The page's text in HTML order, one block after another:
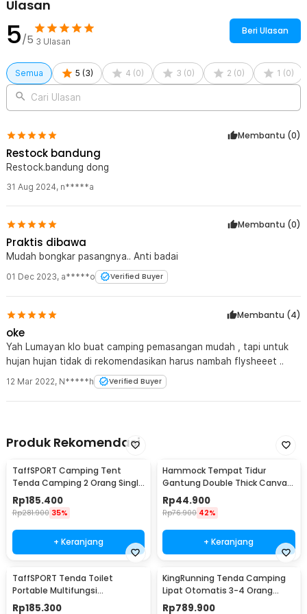
tenda terasa lebih segar dan nyaman terutama saat digunakan
masuknya serangga saat camping malam hari.
Rincian yang Anda dapatkan untuk pembelian produk ini:
1 x X-Culture Tenda Camping Lipat Otomatis 3-4 Orang Double
Layer - SH-150
1 x Tas Tenda
1 x Panduan Penggunaan
Ulasan
5/5 3 Ulasan
Beri Ulasan
Semua 5 (3) 4 (0) 3 (0) 2 (0) 1 (0)
Cari Ulasan
Membantu (0)
Restock bandung
Restock.bandung dong
31 Aug 2024, n*****a
Membantu (0)
Praktis dibawa
Mudah bongkar pasangnya.. Anti badai
01 Dec 2023, a*****o Verified Buyer
Membantu (4)
oke
Yah Lumayan klo buat camping pemasangan mudah , tapi untuk
hujan hujan tidak di rekomendasikan harus nambah flysheeet ..
12 Mar 2022, N*****h Verified Buyer
Produk Rekomendasi
TaffSPORT Camping Tent
Tenda Camping 2 Orang Single
Layer Waterproof - ZP32750
Rp185.400
Rp281.900 35%
+ Keranjang
Hammock Tempat Tidur
Gantung Double Thick Canvas
- JS426
Rp44.900
Rp76.900 42%
+ Keranjang
TaffSPORT Tenda Toilet
Portable Multifungsi
Automatic Shower Tent - ST-
Rp185.300
KingRunning Tenda Camping
Lipat Otomatis 3-4 Orang
Single Layer - S-T414
Rp789.900